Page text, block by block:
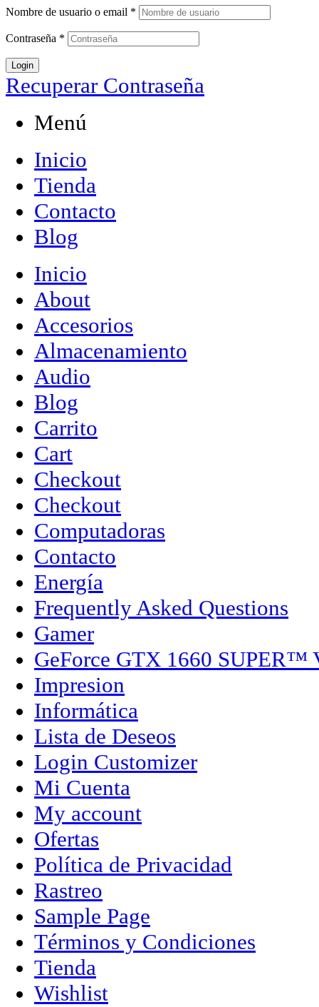
Nombre de usuario o email *
Contraseña *
Login
Recuperar Contraseña
Menú
Inicio
Tienda
Contacto
Blog
Inicio
About
Accesorios
Almacenamiento
Audio
Blog
Carrito
Cart
Checkout
Checkout
Computadoras
Contacto
Energía
Frequently Asked Questions
Gamer
GeForce GTX 1660 SUPER™
Impresion
Informática
Lista de Deseos
Login Customizer
Mi Cuenta
My account
Ofertas
Política de Privacidad
Rastreo
Sample Page
Términos y Condiciones
Tienda
Wishlist